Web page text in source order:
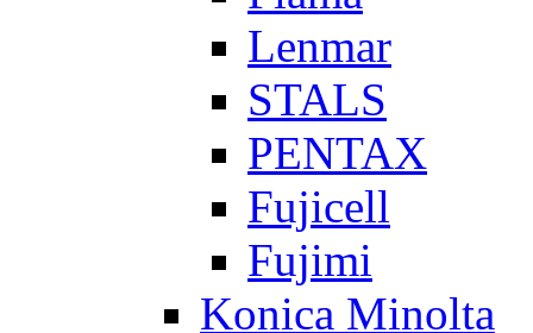
Lenmar
STALS
PENTAX
Fujicell
Fujimi
Konica Minolta